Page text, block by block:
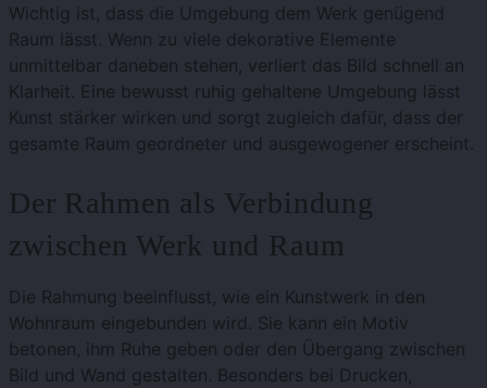
Wichtig ist, dass die Umgebung dem Werk genügend
Raum lässt. Wenn zu viele dekorative Elemente
unmittelbar daneben stehen, verliert das Bild schnell an
Klarheit. Eine bewusst ruhig gehaltene Umgebung lässt
Kunst stärker wirken und sorgt zugleich dafür, dass der
gesamte Raum geordneter und ausgewogener erscheint.
Der Rahmen als Verbindung
zwischen Werk und Raum
Die Rahmung beeinflusst, wie ein Kunstwerk in den
Wohnraum eingebunden wird. Sie kann ein Motiv
betonen, ihm Ruhe geben oder den Übergang zwischen
Bild und Wand gestalten. Besonders bei Drucken,